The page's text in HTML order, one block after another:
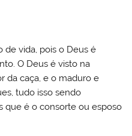
de vida, pois o Deus é
O Deus é visto na
da caça, e o maduro e
tudo isso sendo
que é o consorte ou esposo